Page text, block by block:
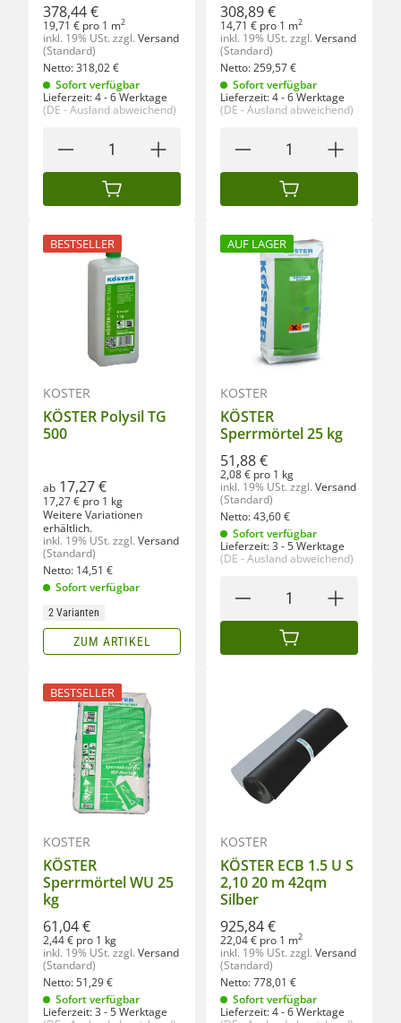
378,44 €
19,71 € pro 1 m2
inkl. 19% USt. zzgl. Versand
(Standard)
Netto:318,02€
Sofort verfügbar
Lieferzeit:4 - 6 Werktage
(DE - Ausland abweichend)
IN DEN WARENKORB
308,89 €
14,71 € pro 1 m2
inkl. 19% USt. zzgl. Versand
(Standard)
Netto:259,57€
Sofort verfügbar
Lieferzeit:4 - 6 Werktage
(DE - Ausland abweichend)
IN DEN WARENKORB
BESTSELLER
KÖSTER
KÖSTER Polysil TG
500
ab 17,27 €
17,27 € pro 1 kg
Weitere Variationen
erhältlich.
inkl. 19% USt. zzgl. Versand
(Standard)
Netto: 14,51 €
Sofort verfügbar
2 Varianten
ZUM ARTIKEL
AUF LAGER
KÖSTER
KÖSTER
Sperrmörtel 25 kg
51,88 €
2,08 € pro 1 kg
inkl. 19% USt. zzgl. Versand
(Standard)
Netto:43,60€
Sofort verfügbar
Lieferzeit:3 - 5 Werktage
(DE - Ausland abweichend)
IN DEN WARENKORB
BESTSELLER
KÖSTER
KÖSTER
Sperrmörtel WU 25
kg
61,04 €
2,44 € pro 1 kg
inkl. 19% USt. zzgl. Versand
(Standard)
Netto:51,29€
Sofort verfügbar
Lieferzeit:3 - 5 Werktage
KÖSTER
KÖSTER ECB 1.5 U S
2,10 20 m 42qm
Silber
925,84 €
22,04 € pro 1 m2
inkl. 19% USt. zzgl. Versand
(Standard)
Netto:778,01 €
Sofort verfügbar
Lieferzeit:4 - 6 Werktage